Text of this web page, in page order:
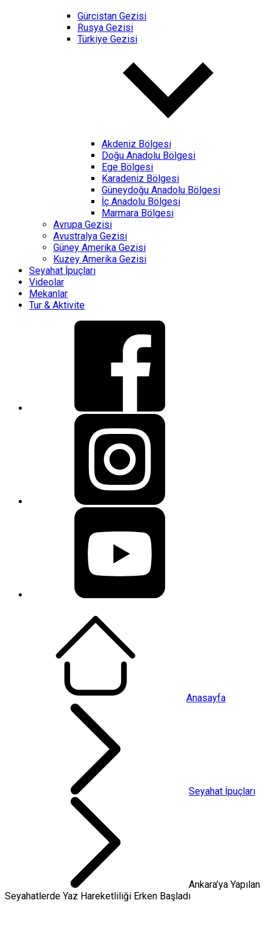
Gürcistan Gezisi
Rusya Gezisi
Türkiye Gezisi
Akdeniz Bölgesi
Doğu Anadolu Bölgesi
Ege Bölgesi
Karadeniz Bölgesi
Güneydoğu Anadolu Bölgesi
İç Anadolu Bölgesi
Marmara Bölgesi
Avrupa Gezisi
Avustralya Gezisi
Güney Amerika Gezisi
Kuzey Amerika Gezisi
Seyahat İpuçları
Videolar
Mekanlar
Tur & Aktivite
Anasayfa
Seyahat İpuçları
Ankara’ya Yapılan
Seyahatlerde Yaz Hareketliliği Erken Başladı